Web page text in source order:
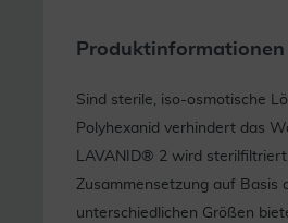
Sind sterile, iso-osmotische
Polyhexanid verhindert das
LAVANID® 2 wird
Zusammensetzung auf Basis
unterschiedlichen Größen